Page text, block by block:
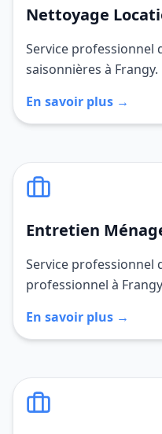
Nettoyage
Service professionnel
saisonnières à Frangy.
En savoir plus →
Entretien
Service professionnel
professionnel à
En savoir plus →